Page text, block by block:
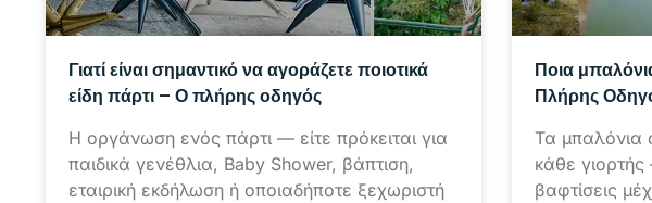
Γιατί είναι σημαντικό να αγοράζετε ποιοτικά
είδη πάρτι – Ο πλήρης οδηγός
Η οργάνωση ενός πάρτι — είτε πρόκειται για
παιδικά γενέθλια, Baby Shower, βάπτιση,
εταιρική εκδήλωση ή οποιαδήποτε ξεχωριστή
Ποια
Πλήρης
Τα μπαλόνια
κάθε
βαφτίσεις